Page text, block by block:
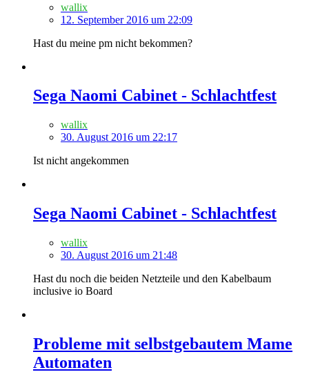
wallix
12. September 2016 um 22:09
Hast du meine pm nicht bekommen?
Sega Naomi Cabinet - Schlachtfest
wallix
30. August 2016 um 22:17
Ist nicht angekommen
Sega Naomi Cabinet - Schlachtfest
wallix
30. August 2016 um 21:48
Hast du noch die beiden Netzteile und den Kabelbaum
inclusive io Board
Probleme mit selbstgebautem Mame
Automaten